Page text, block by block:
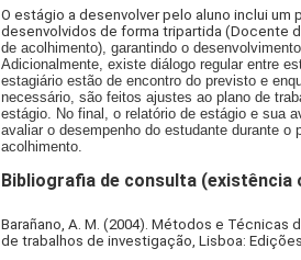
O estágio a desenvolver pelo aluno inclui
desenvolvidos de forma tripartida (Docente
de acolhimento), garantindo o
Adicionalmente, existe diálogo regular entre
estagiário estão de encontro do previsto e
necessário,são feitos ajustes ao plano de
estágio. No final, o relatório de estágio e sua
avaliar o desempenho do estudante durante
acolhimento.
Bibliografia de consulta
Barañano, A. M. (2004). Métodos e Técnicas
de trabalhos de investigação, Lisboa: